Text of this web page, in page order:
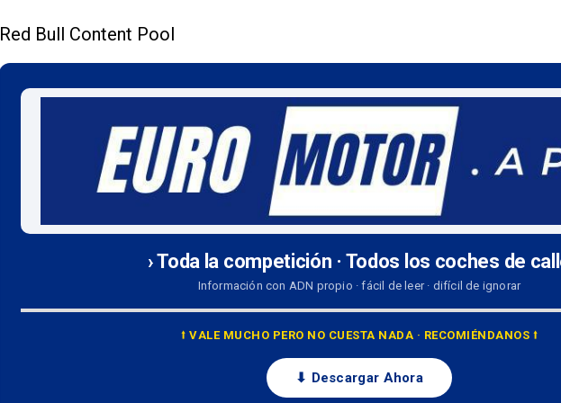
Red Bull Content Pool
› Toda la competición · Todos los coches de
Información con ADN propio · fácil de leer · difícil de ignorar
⭡ VALE MUCHO PERO NO CUESTA NADA · RECOMIÉNDANOS ⭡
⬇ Descargar Ahora